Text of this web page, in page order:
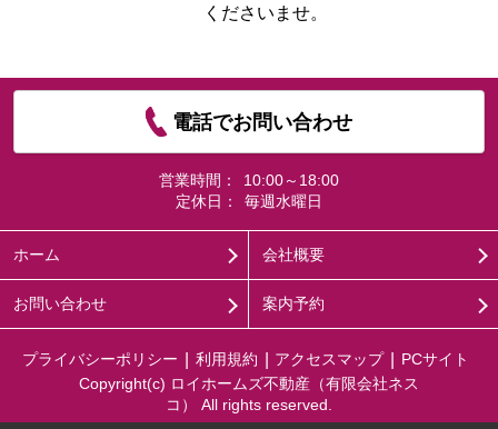
くださいませ。
電話でお問い合わせ
営業時間：
10:00～18:00
定休日：
毎週水曜日
ホーム 会社概要
お問い合わせ 案内予約
プライバシーポリシー 利用規約 アクセスマップ
PCサイト
Copyright(c) ロイホームズ不動産（有限会社ネス
コ） All rights reserved.